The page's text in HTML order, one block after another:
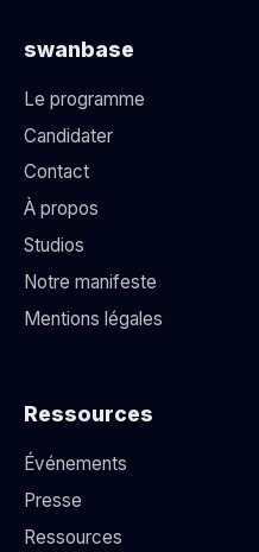
swanbase
Le programme
Candidater
Contact
À propos
Studios
Notre manifeste
Mentions légales
Ressources
Événements
Presse
Ressources